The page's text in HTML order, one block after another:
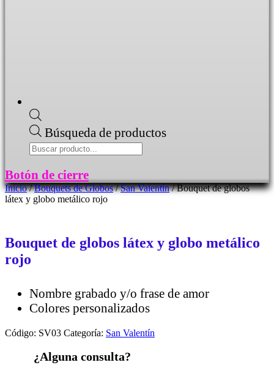
Búsqueda de productos
Botón de cierre
Inicio/Bouquets de Globos/San Valentín/ Bouquet de globos
látex y globo metálico rojo
Bouquet de globos látex y globo metálico
rojo
Nombre grabado y/o frase de amor
Colores personalizados
Código: SV03 Categoría: San Valentín
¿Alguna consulta?